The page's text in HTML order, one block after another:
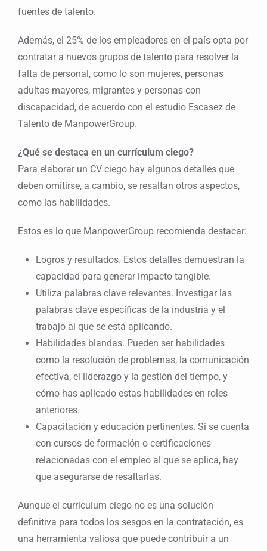
fuentes de talento.
Además, el 25% de los empleadores en el país opta por
contratar a nuevos grupos de talento para resolver la
falta de personal, como lo son mujeres, personas
adultas mayores, migrantes y personas con
discapacidad, de acuerdo con el estudio Escasez de
Talento de ManpowerGroup.
¿Qué se destaca en un currículum ciego?
Para elaborar un CV ciego hay algunos detalles que
deben omitirse, a cambio, se resaltan otros aspectos,
como las habilidades.
Estos es lo que ManpowerGroup recomienda destacar:
Logros y resultados. Estos detalles demuestran la
capacidad para generar impacto tangible.
Utiliza palabras clave relevantes. Investigar las
palabras clave específicas de la industria y el
trabajo al que se está aplicando.
Habilidades blandas. Pueden ser habilidades
como la resolución de problemas, la comunicación
efectiva, el liderazgo y la gestión del tiempo, y
cómo has aplicado estas habilidades en roles
anteriores.
Capacitación y educación pertinentes. Si se cuenta
con cursos de formación o certificaciones
relacionadas con el empleo al que se aplica, hay
que asegurarse de resaltarlas.
Aunque el currículum ciego no es una solución
definitiva para todos los sesgos en la contratación, es
una herramienta valiosa que puede contribuir a un